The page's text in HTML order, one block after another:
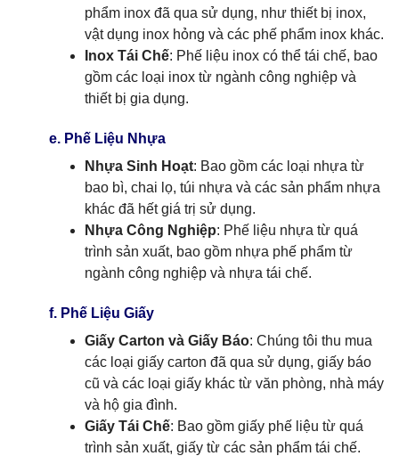
phẩm inox đã qua sử dụng, như thiết bị inox,
vật dụng inox hỏng và các phế phẩm inox khác.
Inox Tái Chế: Phế liệu inox có thể tái chế, bao
gồm các loại inox từ ngành công nghiệp và
thiết bị gia dụng.
e. Phế Liệu Nhựa
Nhựa Sinh Hoạt: Bao gồm các loại nhựa từ
bao bì, chai lọ, túi nhựa và các sản phẩm nhựa
khác đã hết giá trị sử dụng.
Nhựa Công Nghiệp: Phế liệu nhựa từ quá
trình sản xuất, bao gồm nhựa phế phẩm từ
ngành công nghiệp và nhựa tái chế.
f. Phế Liệu Giấy
Giấy Carton và Giấy Báo: Chúng tôi thu mua
các loại giấy carton đã qua sử dụng, giấy báo
cũ và các loại giấy khác từ văn phòng, nhà máy
và hộ gia đình.
Giấy Tái Chế: Bao gồm giấy phế liệu từ quá
trình sản xuất, giấy từ các sản phẩm tái chế.